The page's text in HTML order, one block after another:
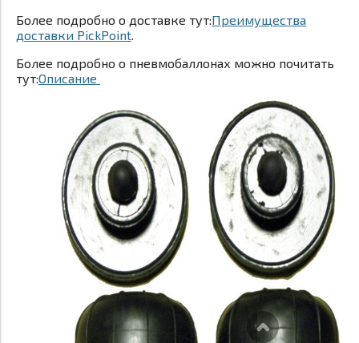
Более подробно о доставке тут:Преимущества
доставки PickPoint.
Более подробно о пневмобаллонах можно почитать
тут:Описание